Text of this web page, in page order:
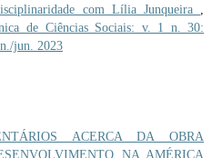
com Lília Junqueira ,
de Ciências Sociais: v. 1 n. 30:
jun. 2023
ACERCA DA OBRA
NA AMÉRICA